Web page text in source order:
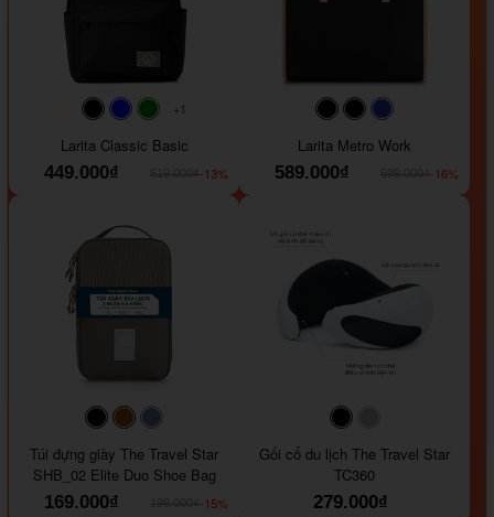
#faf0e6
#000000#0000FF#008000
+1
Larita Classic Basic
449.000₫
-13%
#000000#000000
Larita Metro Work
589.000₫
-16%
#000000#964B00
Túi đựng giày The Travel Star
SHB_02 Elite Duo Shoe Bag
169.000₫
-15%
#000000
Gối cổ du lịch The Travel Star
TC360
279.000₫